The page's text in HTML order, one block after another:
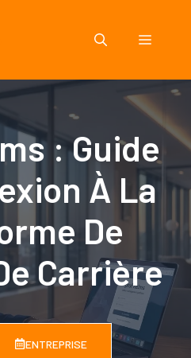
Menu
: Guide
À La
De
Carrière
ENTREPRISE